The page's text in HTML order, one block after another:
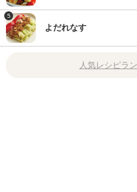
5
よだれなす
人気レシピラ